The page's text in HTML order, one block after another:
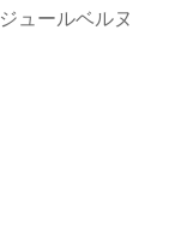
ジュールベルヌ